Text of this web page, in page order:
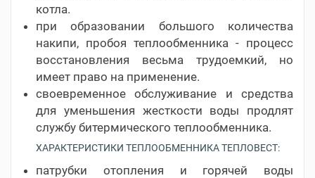
котла.
при образовании большого количества
накипи, пробоя теплообменника - процесс
восстановления весьма трудоемкий, но
имеет право на применение.
своевременное обслуживание и средства
для уменьшения жесткости воды продлят
службу битермического теплообменника.
ХАРАКТЕРИСТИКИ ТЕПЛООБМЕННИКА ТЕПЛОВЕСТ:
патрубки отопления и горячей воды